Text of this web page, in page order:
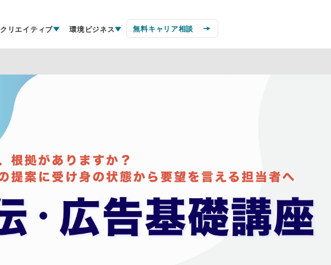
クリエイティブ 環境ビジネス 無料キャリア相談